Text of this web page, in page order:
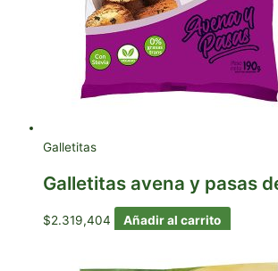
Galletitas
Galletitas avena y pasas
$2.319,404 Añadir al carrito